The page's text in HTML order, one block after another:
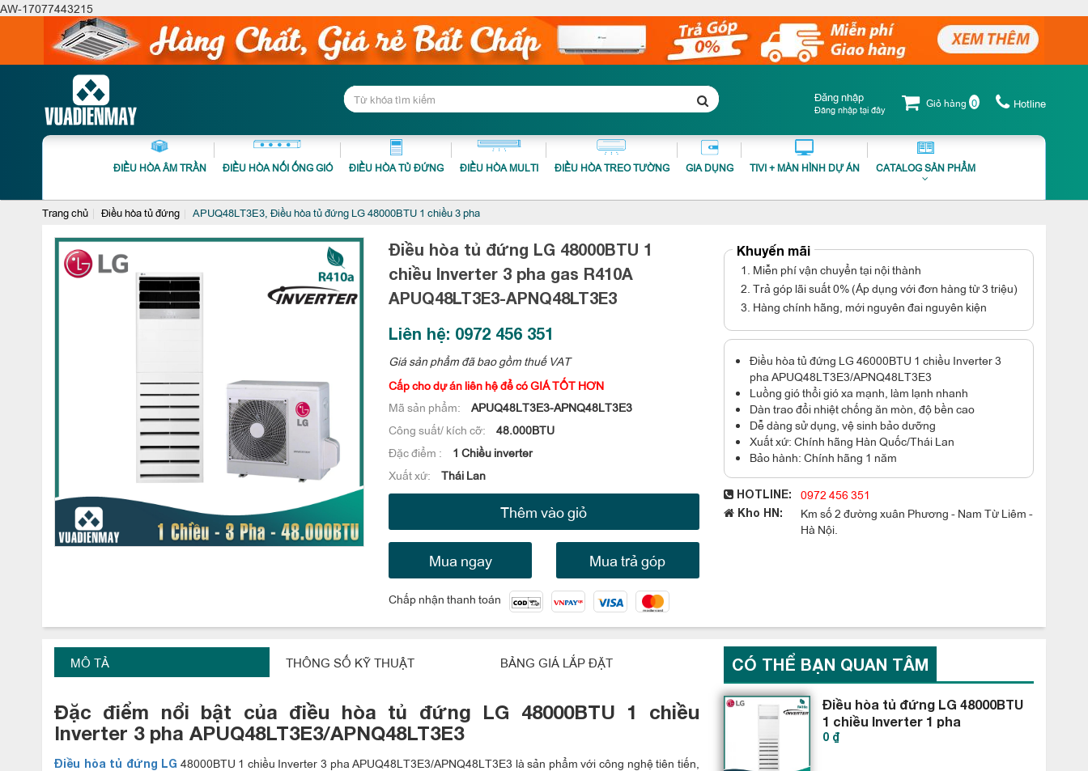
AW-17077443215
Hotline
Giỏ hàng 0
Đăng nhập
Đăng nhập tại đây
ĐIỀU HÒA ÂM TRẦN ĐIỀU HÒA NỐI ỐNG GIÓ ĐIỀU HÒA TỦ ĐỨNG ĐIỀU HÒA MULTI ĐIỀU HÒA TREO TƯỜNG GIA DỤNG TIVI + MÀN HÌNH DỰ ÁN CATALOG SẢN PHẨM
Trang chủ Điều hòa tủ đứng APUQ48LT3E3, Điều hòa tủ đứng LG 48000BTU 1 chiều 3 pha
Điều hòa tủ đứng LG 48000BTU 1
chiều Inverter 3 pha gas R410A
APUQ48LT3E3-APNQ48LT3E3
Liên hệ: 0972 456 351
Giá sản phẩm đã bao gồm thuế VAT
Cấp cho dự án liên hệ để có GIÁ TỐT HƠN
Mã sản phẩm:
APUQ48LT3E3-APNQ48LT3E3
Công suất/ kích cỡ:
48.000BTU
Đặc điểm :
1 Chiều inverter
Xuất xứ:
Thái Lan
Thêm vào giỏ
Mua ngay Mua trả góp
Chấp nhận thanh toán
Khuyến mãi
1. Miễn phí vận chuyển tại nội thành
2. Trả góp lãi suất 0% (Áp dụng với đơn hàng từ 3 triệu)
3. Hàng chính hãng, mới nguyên đai nguyên kiện
Điều hòa tủ đứng LG 46000BTU 1 chiều Inverter 3
pha APUQ48LT3E3/APNQ48LT3E3
Luồng gió thổi gió xa mạnh, làm lạnh nhanh
Dàn trao đổi nhiệt chống ăn mòn, độ bền cao
Dễ dàng sử dụng, vệ sinh bảo dưỡng
Xuất xứ: Chính hãng Hàn Quốc/Thái Lan
Bảo hành: Chính hãng 1 năm
HOTLINE: 0972 456 351
Kho HN:
Km số 2 đường xuân Phương - Nam Từ Liêm -
Hà Nội.
MÔ TẢ THÔNG SỐ KỸ THUẬT BẢNG GIÁ LẮP ĐẶT
Đặc điểm nổi bật của điều hòa tủ đứng LG 48000BTU 1 chiều
Inverter 3 pha APUQ48LT3E3/APNQ48LT3E3
Điều hòa tủ đứng LG 48000BTU 1 chiều Inverter 3 pha APUQ48LT3E3/APNQ48LT3E3 là sản phẩm với công nghệ tiên tiến,
CÓ THỂ BẠN QUAN TÂM
Điều hòa tủ đứng LG 48000BTU
1 chiều Inverter 1 pha
APNQ48GT3E4-AUUQ48GH4
0 ₫